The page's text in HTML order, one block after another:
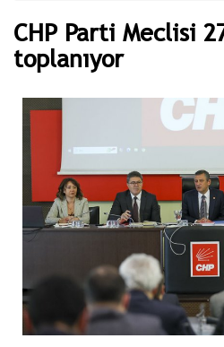
CHP Parti Meclisi
toplanıyor